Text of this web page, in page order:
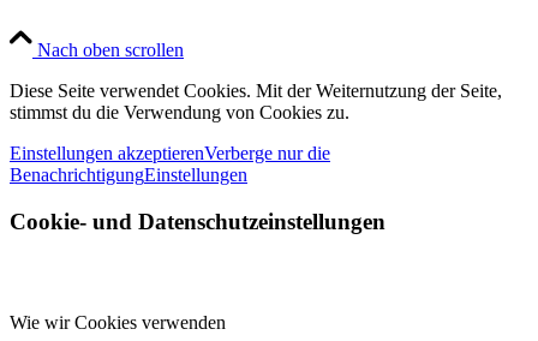
Nach oben scrollen
Diese Seite verwendet Cookies. Mit der Weiternutzung der Seite,
stimmst du die Verwendung von Cookies zu.
Einstellungen akzeptierenVerberge nur die
BenachrichtigungEinstellungen
Cookie- und Datenschutzeinstellungen
Wie wir Cookies verwenden